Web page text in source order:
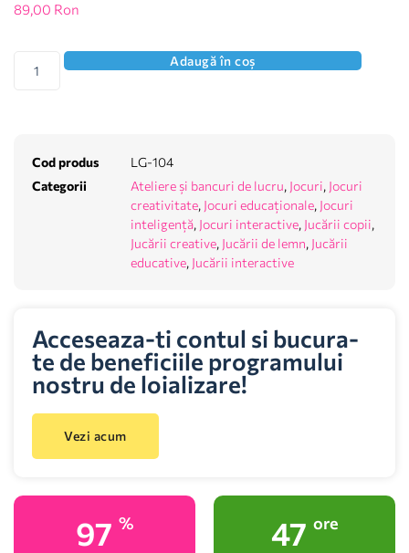
89,00 Ron
Adaugă în coș
Cod produs
LG-104
Categorii
Ateliere și bancuri de lucru, Jocuri, Jocuri
creativitate, Jocuri educaționale, Jocuri
inteligență, Jocuri interactive, Jucării copii,
Jucării creative, Jucării de lemn, Jucării
educative, Jucării interactive
Acceseaza-ti contul si bucura-
te de beneficiile programului
nostru de loializare!
Vezi acum
100 % 48 ore